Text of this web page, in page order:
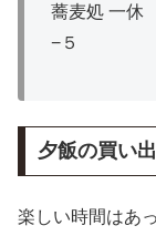
蕎麦処 一休
−５
夕飯の買い
楽しい時間はあ